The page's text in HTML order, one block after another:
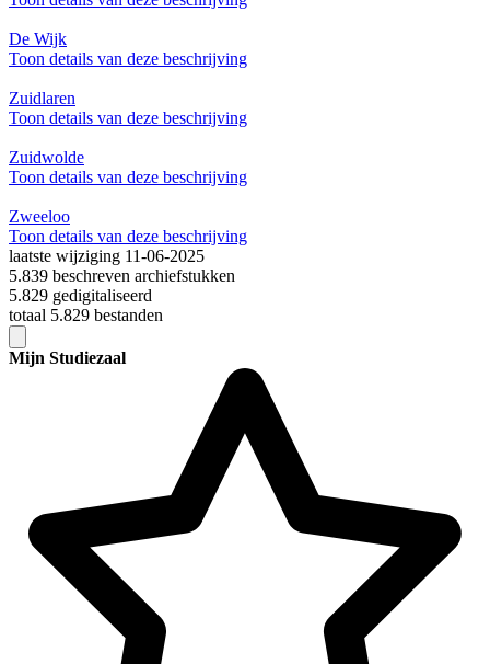
De Wijk
Toon details van deze beschrijving
Zuidlaren
Toon details van deze beschrijving
Zuidwolde
Toon details van deze beschrijving
Zweeloo
Toon details van deze beschrijving
laatste wijziging 11-06-2025
5.839 beschreven archiefstukken
5.829 gedigitaliseerd
totaal 5.829 bestanden
Mijn Studiezaal